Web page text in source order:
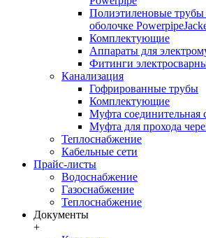
Полиэтиленовые
оболочке
Комплектующие
Аппараты для
Фитинги
Канализация
Гофрированные трубы
Комплектующие
Муфта соединительная
Муфта для прохода
Теплоснабжение
Кабельные сети
Прайс-листы
Водоснабжение
Газоснабжение
Теплоснабжение
Документы
+